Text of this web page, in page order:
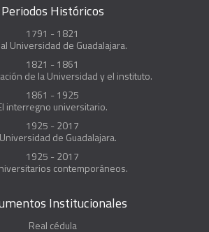
Periodos Históricos
1791 - 1821
Universidad de Guadalajara.
1821 - 1861
de la Universidad y el instituto.
1861 - 1925
interregno universitario.
1925 - 2017
de Guadalajara.
1925 - 2017
contemporáneos.
Institucionales
Real cédula